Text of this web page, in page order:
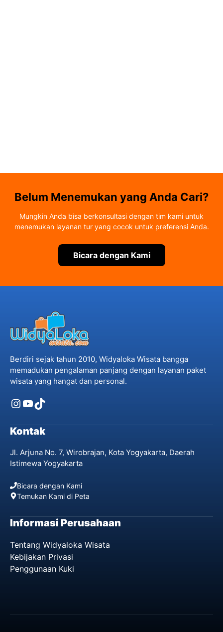
Belum Menemukan yang Anda Cari?
Mungkin Anda bisa berkonsultasi dengan tim kami untuk
menemukan layanan tur yang cocok untuk preferensi Anda.
Bicara dengan Kami
Berdiri sejak tahun 2010, Widyaloka Wisata bangga
memadukan pengalaman panjang dengan layanan paket
wisata yang hangat dan personal.
Instagram
YouTube
TikTok
Kontak
Jl. Arjuna No. 7, Wirobrajan, Kota Yogyakarta, Daerah
Istimewa Yogyakarta
Bicara dengan Kami
Temukan Kami di Peta
Informasi Perusahaan
Tentang Widyaloka Wisata
Kebijakan Privasi
Penggunaan Kuki